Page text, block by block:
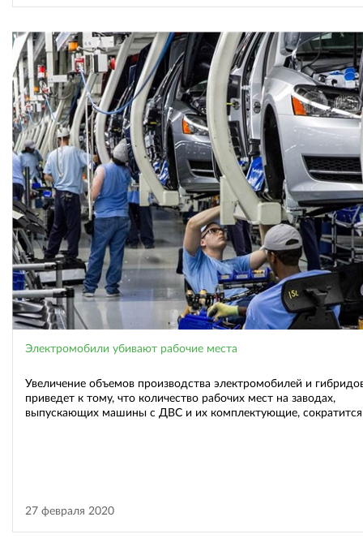
Электромобили убивают рабочие места
Увеличение объемов производства электромобилей и
приведет к тому, что количество рабочих мест на заводах,
выпускающих машины с ДВС и их комплектующие, сократится
27 февраля 2020